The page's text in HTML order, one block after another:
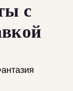
с